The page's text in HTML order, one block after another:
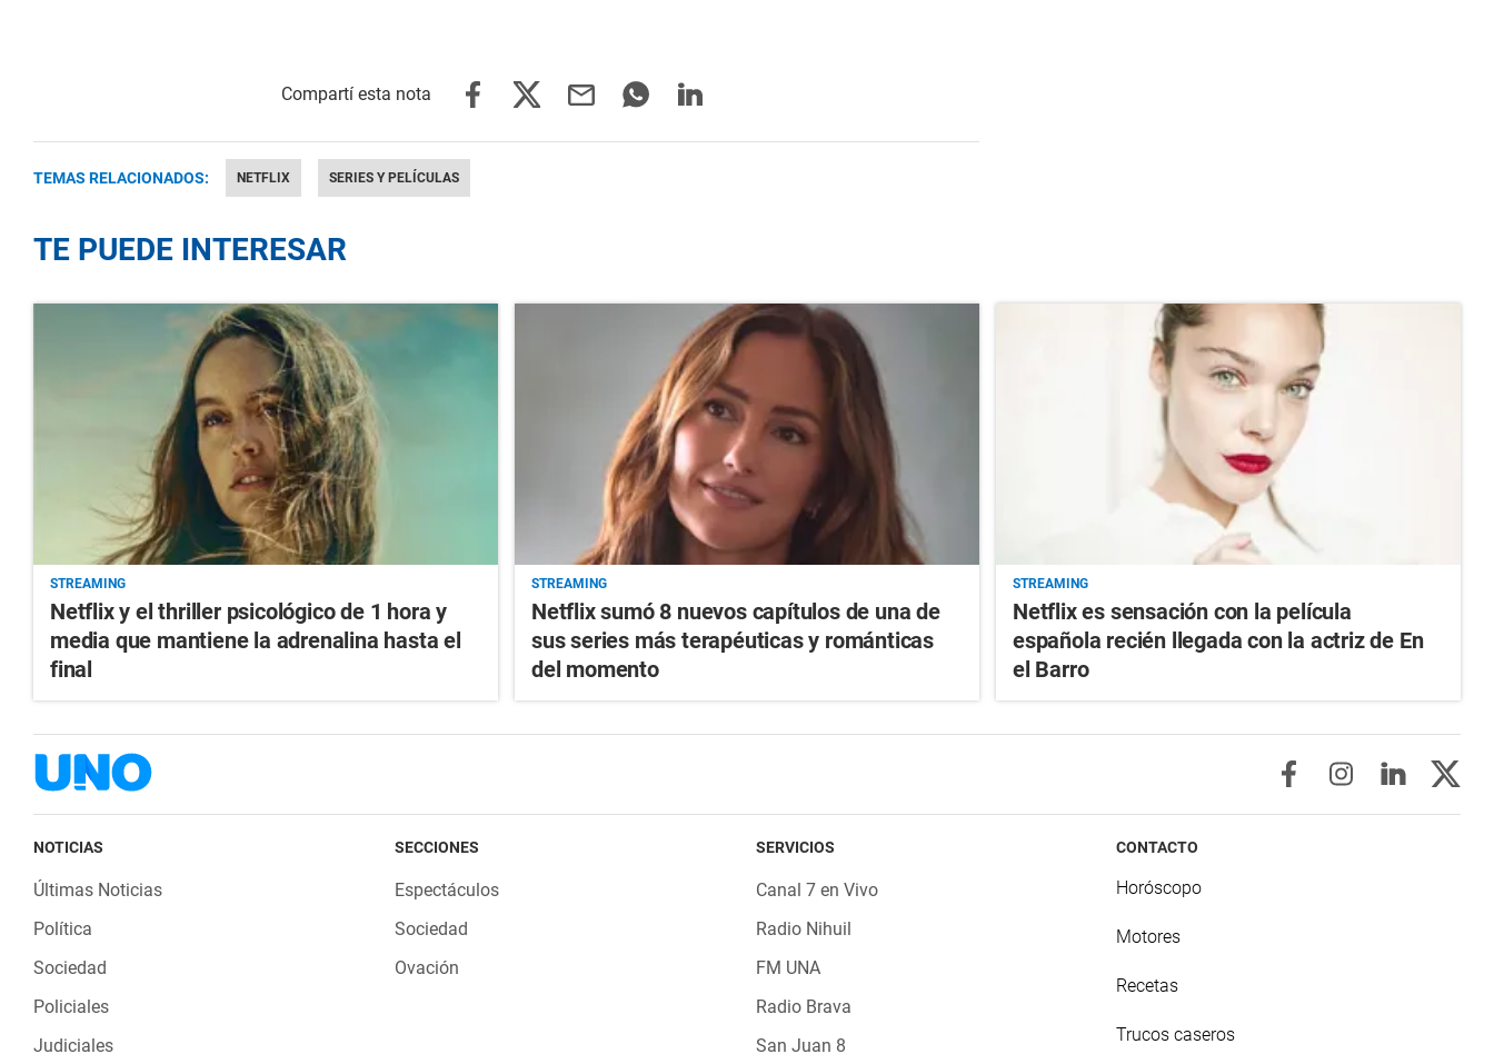
TEMAS RELACIONADOS: NETFLIX SERIES Y PELÍCULAS
TE PUEDE INTERESAR
STREAMING
Netflix y el thriller psicológico de 1 hora y
media que mantiene la adrenalina hasta el
final
STREAMING
Netflix sumó 8 nuevos capítulos de una de
sus series más terapéuticas y románticas
del momento
STREAMING
Netflix es sensación con la película
española recién llegada con la actriz de En
el Barro
NOTICIAS
Últimas Noticias
Política
Sociedad
Policiales
Judiciales
SECCIONES
Espectáculos
Sociedad
Ovación
SERVICIOS
Canal 7 en Vivo
Radio Nihuil
FM UNA
Radio Brava
San Juan 8
CONTACTO
Horóscopo
Motores
Recetas
Trucos caseros